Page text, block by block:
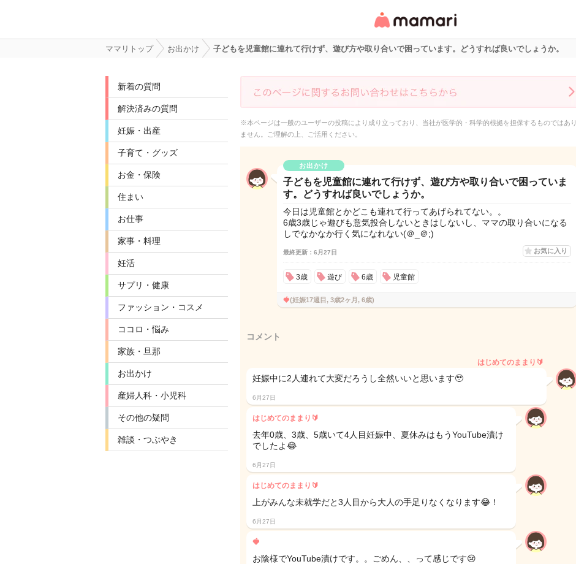
リ・情報サイト
ママリトップ お出かけ 子どもを児童館に連れて行けず、遊び方や取り合いで困っています。どうすれば良いでしょうか。
新着の質問
解決済みの質問
妊娠・出産
子育て・グッズ
お金・保険
住まい
お仕事
家事・料理
妊活
サプリ・健康
ファッション・コスメ
ココロ・悩み
家族・旦那
お出かけ
産婦人科・小児科
その他の疑問
雑談・つぶやき
※本ページは一般のユーザーの投稿により成り立っており、当社が医学的・科学的根拠を担保するものではあり
ません。ご理解の上、ご活用ください。
お出かけ
子どもを児童館に連れて行けず、遊び方や取り合いで困っていま
す。どうすれば良いでしょうか。
今日は児童館とかどこも連れて行ってあげられてない。。
6歳3歳じゃ遊びも意気投合しないときはしないし、ママの取り合いになる
しでなかなか行く気になれない(＠_＠;)
最終更新：6月27日 お気に入り
3歳 遊び 6歳 児童館
🍓(妊娠17週目, 3歳2ヶ月, 6歳)
コメント
はじめてのままり🔰
妊娠中に2人連れて大変だろうし全然いいと思います🥹
6月27日
はじめてのままり🔰
去年0歳、3歳、5歳いて4人目妊娠中、夏休みはもうYouTube漬け
でしたよ😂
6月27日
はじめてのままり🔰
上がみんな未就学だと3人目から大人の手足りなくなります😂！
6月27日
🍓
お陰様でYouTube漬けです。。ごめん、、って感じです😢